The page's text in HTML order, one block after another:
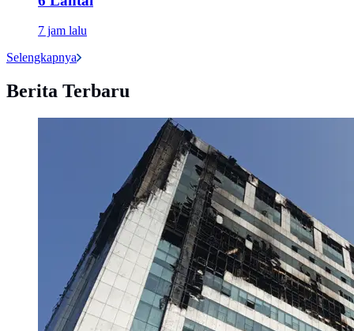
7 jam lalu
Selengkapnya
Berita Terbaru